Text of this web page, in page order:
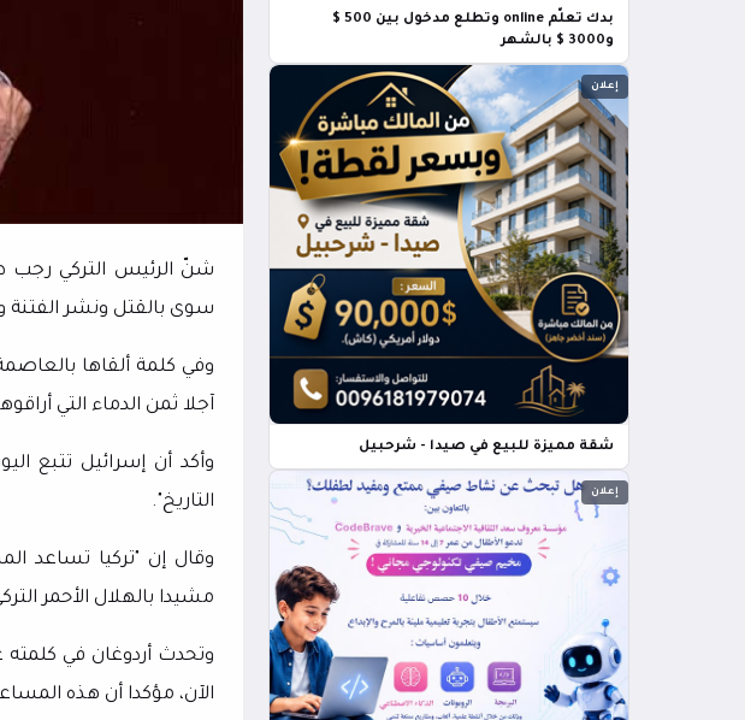
بدك تعلّم online وتطلع مدخول بين 500 $
و3000 $ بالشهر
إعلان
شقة مميزة للبيع في صيدا - شرحبيل
إعلان
شنّ الرئيس التركي رجب
سوى بالقتل ونشر الفتنة
وفي كلمة ألقاها
آجلا ثمن الدماء التي
وأكد أن إسرائيل تتبع
التاريخ".
وقال إن "تركيا تساعد
مشيدا بالهلال الأحمر
الآن، مؤكدا أن هذه